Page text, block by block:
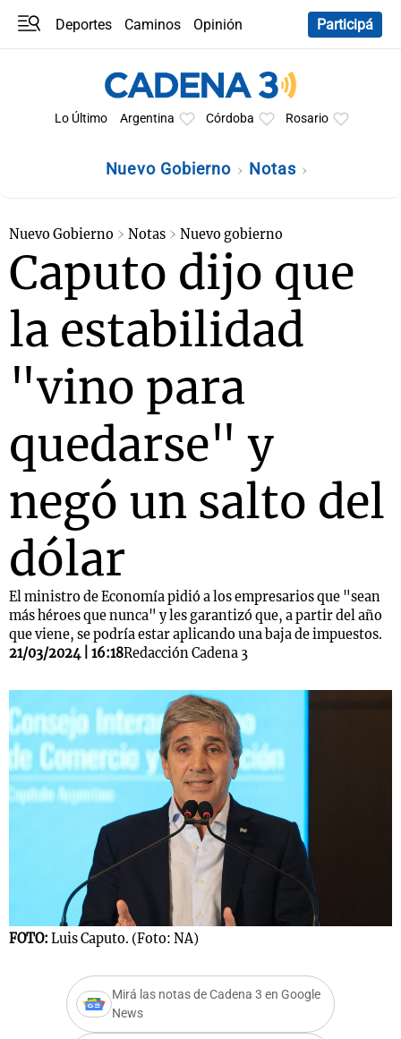
Deportes Caminos
Opinión
Participá
Lo Último Argentina Córdoba Rosario
Nuevo Gobierno Notas
Nuevo Gobierno Notas Nuevo gobierno
Caputo dijo que
la estabilidad
"vino para
quedarse" y
negó un salto del
dólar
El ministro de Economía pidió a los empresarios que "sean
más héroes que nunca" y les garantizó que, a partir del año
que viene, se podría estar aplicando una baja de impuestos.
21/03/2024 | 16:18Redacción Cadena 3
FOTO: Luis Caputo. (Foto: NA)
Mirá las notas de Cadena 3 en Google
News
Notas
Mundial 2026
Notas
La Sole en